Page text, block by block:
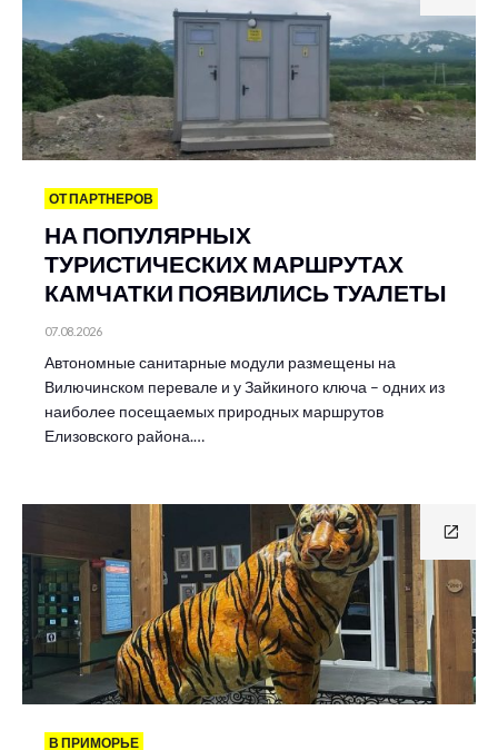
ОТ ПАРТНЕРОВ
НА ПОПУЛЯРНЫХ
ТУРИСТИЧЕСКИХ МАРШРУТАХ
КАМЧАТКИ ПОЯВИЛИСЬ ТУАЛЕТЫ
07.08.2026
Автономные санитарные модули размещены на
Вилючинском перевале и у Зайкиного ключа – одних из
наиболее посещаемых природных маршрутов
Елизовского района.…
В ПРИМОРЬЕ